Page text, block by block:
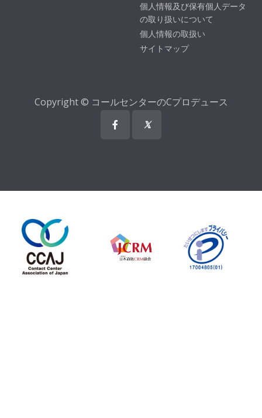
個人情報及び保有個人データ
の取り扱いについて
個人情報の取扱い
サイトマップ
Copyright © コールセンターのCプロデュース